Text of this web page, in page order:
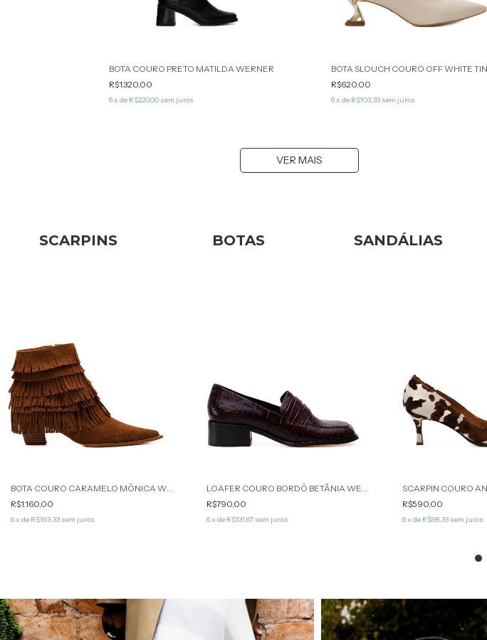
BOTA COURO PRETO MATILDA WERNER
R$1.320,00
6 x de R$220,00 sem juros
R$620,00
6 x de R$103,33 sem juros
VER MAIS
SCARPINS BOTAS SANDÁLIAS
BOTA COURO CARAMELO MÔNICA WERNER
R$1.160,00
6x de R$193,33 sem juros
LOAFER COURO BORDÔ BETÂNIA WERNER
R$790,00
6x de R$131,67 sem juros
R$590,00
6x de R$98,33 sem juros